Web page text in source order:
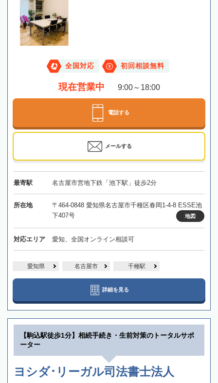
全国対応 初回相談無料
現在営業中 9:00～18:00
電話する
メールする
最寄駅 名古屋市営地下鉄「池下駅」徒歩2分
所在地
〒464-0848 愛知県名古屋市千種区春岡1-4-8 ESSE池
下407号
地図
対応エリア 愛知、全国オンライン相談可
愛知県 名古屋市 千種駅
詳細を見る
【駒込駅徒歩1分】相続手続き・生前対策のトータルサポ
ーター
ヨシダ･リーガル司法書士法人